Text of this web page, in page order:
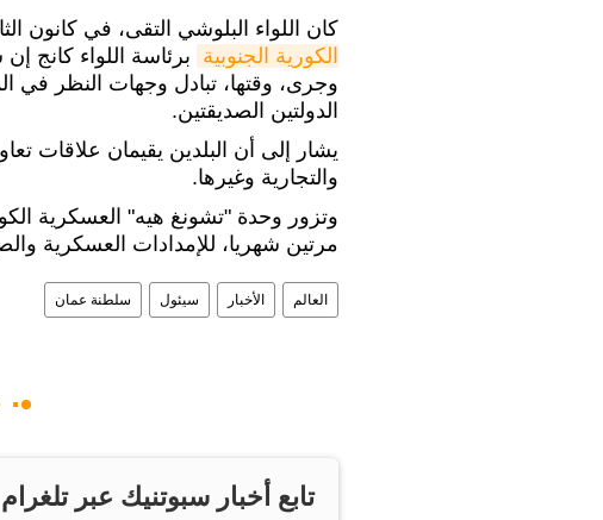
كان اللواء البلوشي التقى، في كانون
الكورية الجنوبية برئاسة اللواء كانج
وجرى، وقتها، تبادل وجهات النظر في
الدولتين الصديقتين.
يشار إلى أن البلدين يقيمان علاقات
والتجارية وغيرها.
وتزور وحدة "تشونغ هيه" العسكرية
مرتين شهريا، للإمدادات العسكرية
العالم الأخبار سيئول سلطنة عمان
تابع أخبار سبوتنيك عبر تلغرام